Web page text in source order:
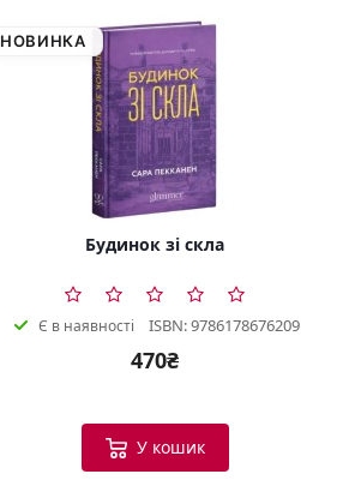
НОВИНКА
Будинок зі скла
Є в наявності ISBN: 9786178676209
470₴
У кошик